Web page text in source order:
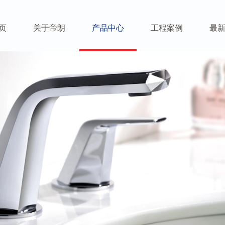
关于帝朗 产品中心 工程案例 最